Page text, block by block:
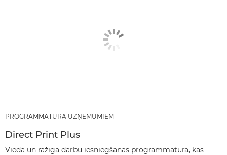
PROGRAMMATŪRA UZŅĒMUMIEM
Direct Print Plus
Vieda un ražīga darbu iesniegšanas programmatūra, kas